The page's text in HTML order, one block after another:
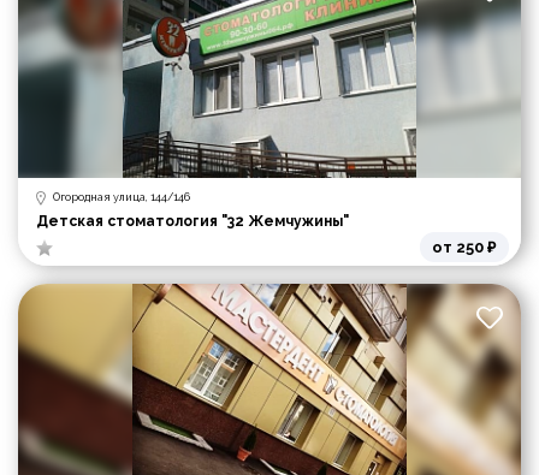
Огородная улица, 144/146
Детская стоматология "32 Жемчужины"
от 250 ₽